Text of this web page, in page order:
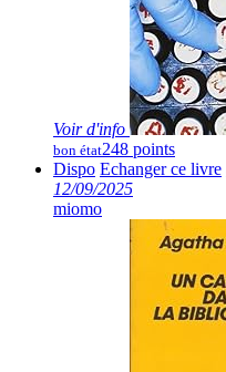
Voir d'info
bon état248 points
Dispo Echanger ce livre
12/09/2025
miomo